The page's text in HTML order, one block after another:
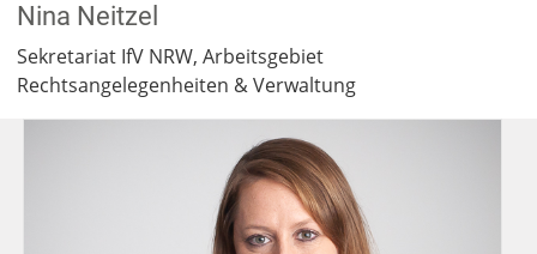
Nina Neitzel
Sekretariat IfV NRW, Arbeitsgebiet
Rechtsangelegenheiten & Verwaltung